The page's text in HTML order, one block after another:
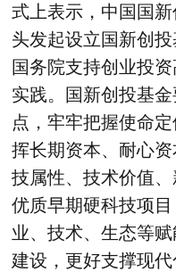
式上表示，中国国
头发起设立国新创投
国务院支持创业投
实践。国新创投基
点，牢牢把握使命
挥长期资本、耐心
技属性、技术价值
优质早期硬科技项
业、技术、生态等
建设，更好支撑现